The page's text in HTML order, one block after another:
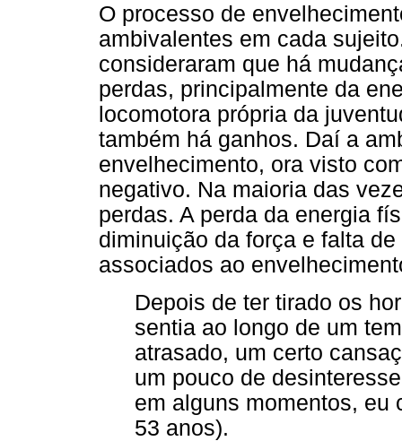
O processo de
ambivalentes em cada
consideraram que há
perdas, principalmente da
locomotora própria da
também há ganhos. Daí a
envelhecimento, ora visto
negativo. Na maioria das
perdas. A perda da energia
diminuição da força e falta
associados ao
Depois de ter tirado os
sentia ao longo de um
atrasado, um certo
um pouco de
em alguns momentos, eu
53 anos).